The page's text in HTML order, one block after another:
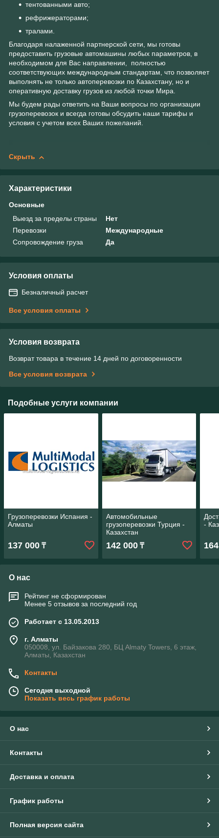
тентованными авто;
рефрижераторами;
тралами.
Благодаря налаженной партнерской сети, мы готовы
предоставить грузовые автомашины любых параметров, в
необходимом для Вас направлении, полностью
соответствующих международным стандартам, что позволяет
выполнять не только автоперевозки по Казахстану, но и
оперативную доставку грузов из любой точки Мира.
Мы будем рады ответить на Ваши вопросы по организации
грузоперевозок и всегда готовы обсудить наши тарифы и
условия с учетом всех Ваших пожеланий.
Скрыть
Характеристики
Основные
Выезд за пределы страны
Нет
Перевозки
Международные
Сопровождение груза
Да
Условия оплаты
Безналичный расчет
Все условия оплаты
Условия возврата
Возврат товара в течение 14 дней по договоренности
Все условия возврата
Подобные услуги компании
Грузоперевозки Испания -
Алматы
137 000 ₸
Автомобильные
грузоперевозки Турция -
Казахстан
142 000₸
-
О нас
Рейтинг не сформирован
Менее 5 отзывов за последний год
Работает с 13.05.2013
г. Алматы
050008, ул. Байзакова 280, БЦ Almaty Towers, 6 этаж,
Алматы, Казахстан
Контакты
Сегодня выходной
Показать весь график работы
О нас
Контакты
Доставка и оплата
График работы
Полная версия сайта